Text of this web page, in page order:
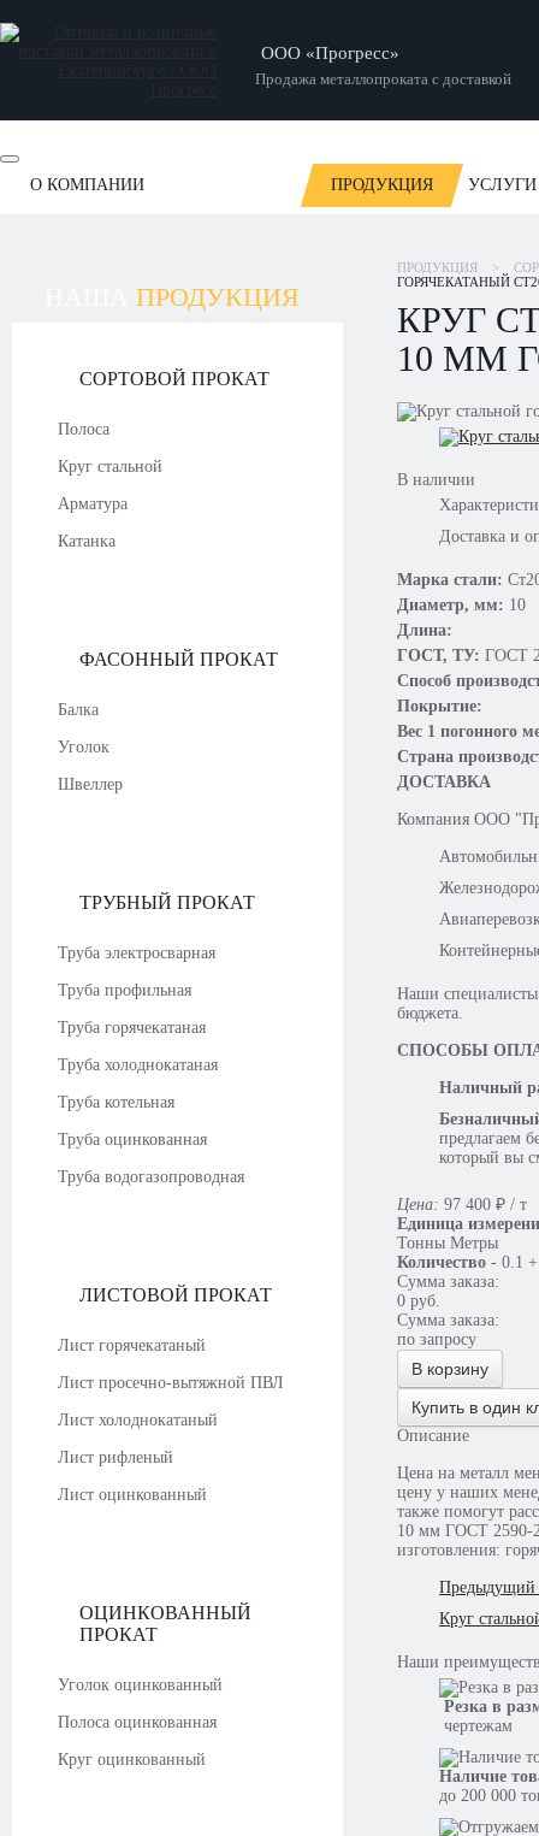
ООО «Прогресс»
Продажа металлопроката с доставкой
О КОМПАНИИ ПРОДУКЦИЯ УСЛУГИ
ПРОДУКЦИЯ
СОРТОВОЙ ПРОКАТ
Полоса
Круг стальной
Арматура
Катанка
ФАСОННЫЙ ПРОКАТ
Балка
Уголок
Швеллер
ТРУБНЫЙ ПРОКАТ
Труба электросварная
Труба профильная
Труба горячекатаная
Труба холоднокатаная
Труба котельная
Труба оцинкованная
Труба водогазопроводная
ЛИСТОВОЙ ПРОКАТ
Лист горячекатаный
Лист просечно-вытяжной ПВЛ
Лист холоднокатаный
Лист рифленый
Лист оцинкованный
ОЦИНКОВАННЫЙ
ПРОКАТ
Уголок оцинкованный
Полоса оцинкованная
Круг оцинкованный
ПРОДУКЦИЯ >
ГОРЯЧЕКАТАНЫЙ
КРУГ
10 ММ
В наличии
Доставка и
Марка стали:
Диаметр, мм: 10
Длина:
ГОСТ, ТУ: ГОСТ
Способ
Покрытие:
Вес 1 погонного
Страна
ДОСТАВКА
Компания OOO
Наши специалисты
бюджета.
СПОСОБЫ
Наличный
предлагаем
который вы
Цена: 97 400 ₽ / т
Единица
Тонны Метры
Количество - 0.1 +
Сумма заказа:
0 руб.
Сумма заказа:
по запросу
В корзину
Купить в один
Описание
Цена на металл
цену у наших
также помогут
10 мм ГОСТ 2590-
изготовления:
Предыдущий
Круг
Наши
Резка в
чертежам
Наличие
до 200 000